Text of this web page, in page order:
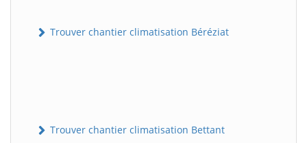
Trouver chantier climatisation Béréziat
Trouver chantier climatisation Bettant